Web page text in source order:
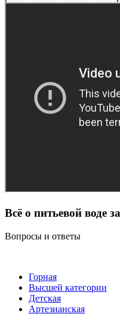
Всё о питьевой воде
Вопросы и ответы
Горная
Высшей категории
Детская
Артезианская